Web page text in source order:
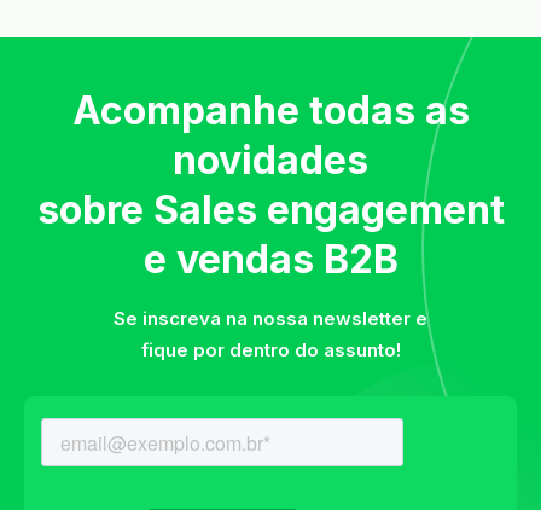
Acompanhe todas as
novidades
sobre Sales engagement
e vendas B2B
Se inscreva na nossa newsletter e
fique por dentro do assunto!